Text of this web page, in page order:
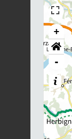
+
-